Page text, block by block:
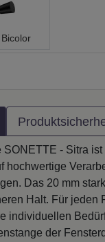
- Sitra ist
hochwertige
Das 20 mm
Halt. Für jeden
individuellen
der